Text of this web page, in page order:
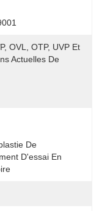
OVL, OTP, UVP Et
Actuelles De
De
D'essai En